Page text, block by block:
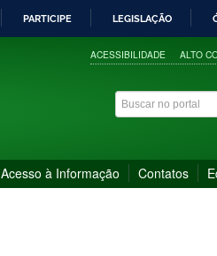
PARTICIPE LEGISLAÇÃO
ACESSIBILIDADE ALTO
Acesso à Informação Contatos